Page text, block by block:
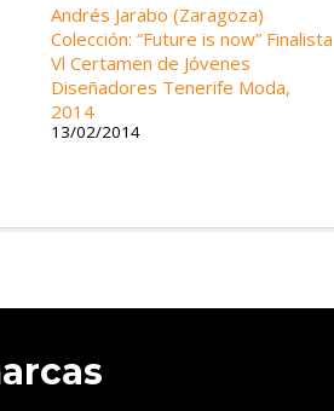
Andrés Jarabo (Zaragoza)
Colección: “Future is now” Finalista
Vl Certamen de Jóvenes
Diseñadores Tenerife Moda,
2014
13/02/2014